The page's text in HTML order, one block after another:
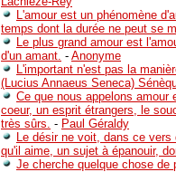
L'amour est un phénomène
temps dont la durée ne peut se
Le plus grand amour est
d'un amant. - Anonyme
L'important n'est pas la
(Lucius Annaeus Seneca)
Ce que nous appelons amour
coeur, un esprit étrangers, le
très sûrs. - Paul Géraldy
Le désir ne voit, dans ce vers
qu'il aime, un sujet à épanouir,
Je cherche quelque chose de